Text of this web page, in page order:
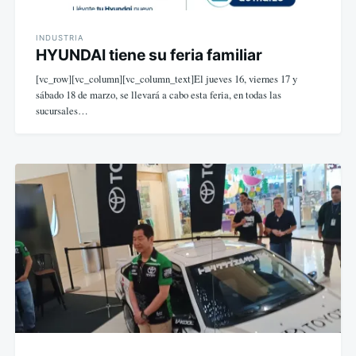
INDUSTRIA
HYUNDAI tiene su feria familiar
[vc_row][vc_column][vc_column_text]El jueves 16, viernes 17 y
sábado 18 de marzo, se llevará a cabo esta feria, en todas las
sucursales…